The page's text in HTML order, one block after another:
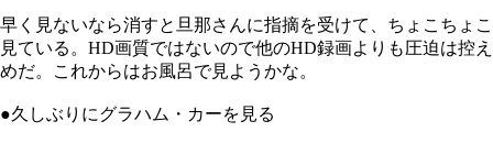
早く見ないなら消すと旦那さんに指摘を受けて、ちょこちょこ
見ている。HD画質ではないので他のHD録画よりも圧迫は控え
めだ。これからはお風呂で見ようかな。
●久しぶりにグラハム・カーを見る